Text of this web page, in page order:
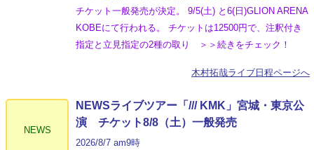
チケット一般発売が決定。 9/5(土) と6(日)GLION ARENA
KOBEにて行われる。 チケットは12500円で、注釈付き
指定と立見指定の2種の取り ＞＞続きをチェック！
木村拓哉ライブ日程ページへ
NEWS
NEWSライブツアー「/// KMK」宮城・東京公
演 チケット8/8（土）一般発売
2026/8/7 am9時